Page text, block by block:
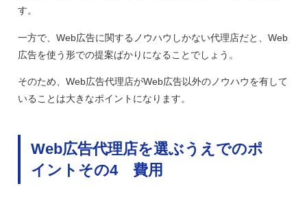
す。
一方で、Web広告に関するノウハウしかない代理店だと、Web
広告を使う形での提案ばかりになることでしょう。
そのため、Web広告代理店がWeb広告以外のノウハウを有して
いることは大きなポイントになります。
Web広告代理店を選ぶうえでのポ
イントその4 費用